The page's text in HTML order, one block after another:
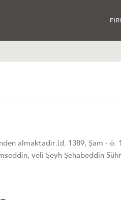
almaktadır.(d. 1389, Şam - ö.
veli Şeyh Şehabeddin